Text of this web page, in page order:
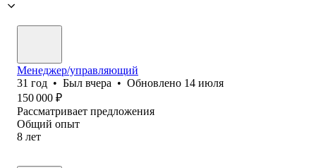
Менеджер/управляющий
31 год • Был вчера • Обновлено 14 июля
150 000 ₽
Рассматривает предложения
Общий опыт
8 лет